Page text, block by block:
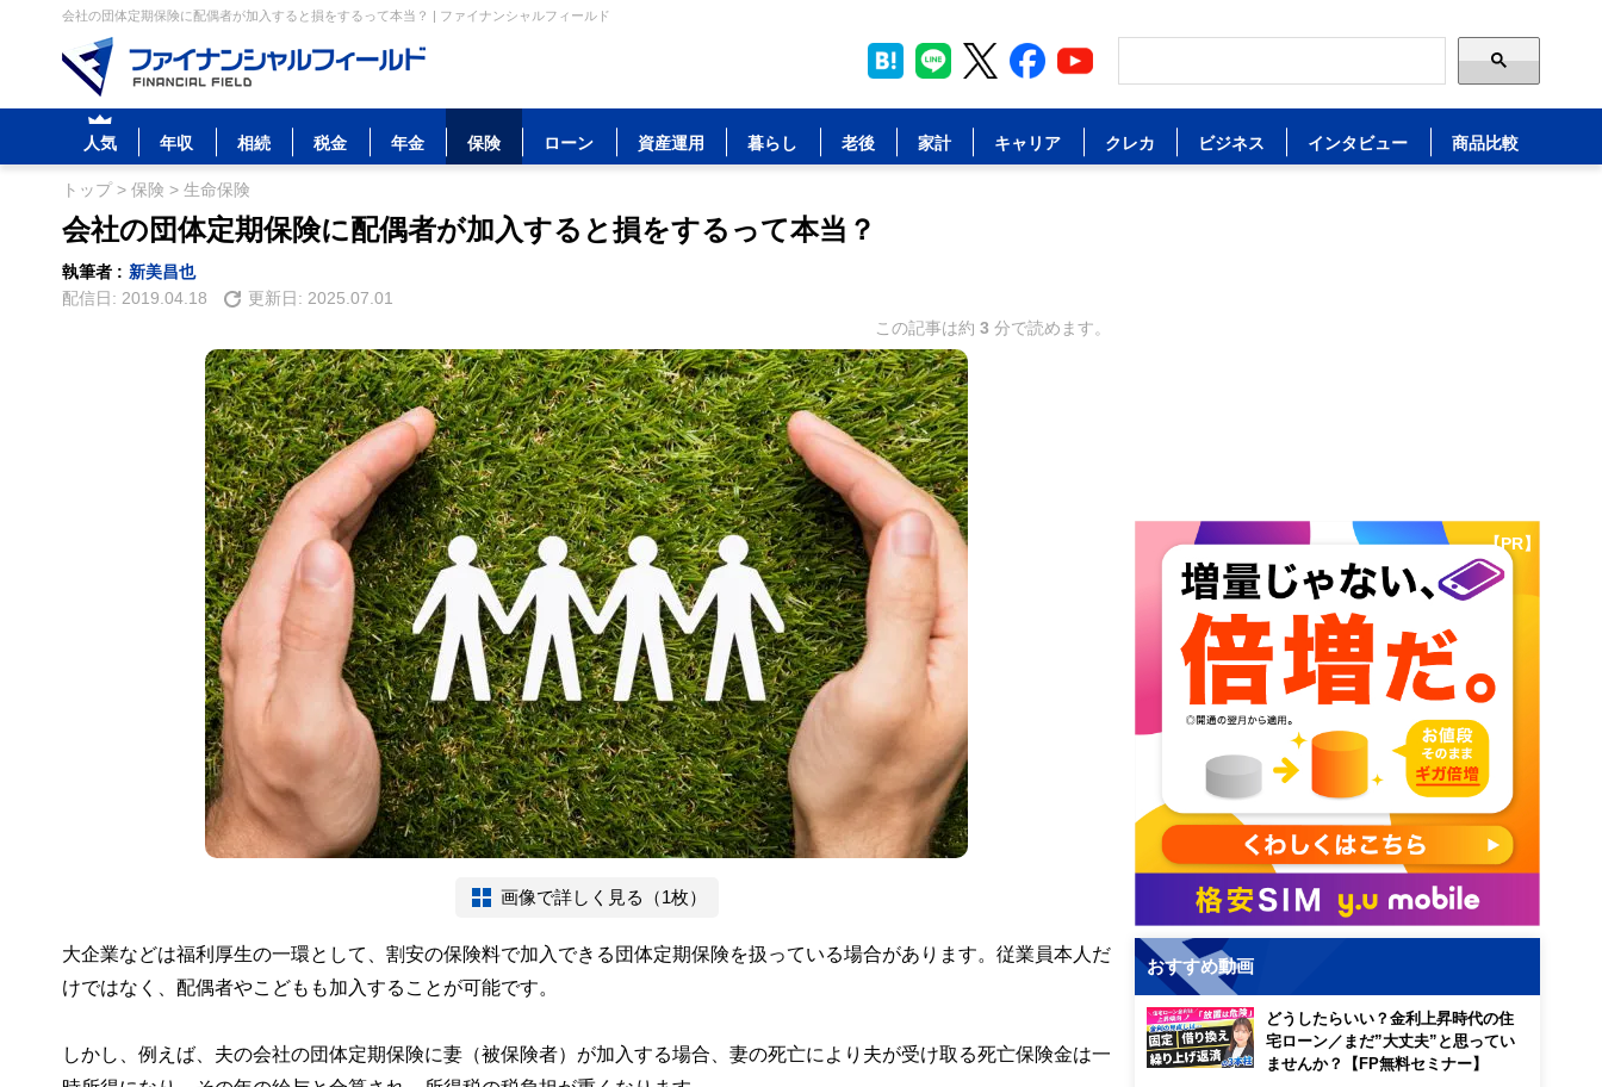
会社の団体定期保険に配偶者が加入すると損をするって本当？ | ファイナンシャルフィールド
人気 年収 相続 税金 年金 保険 ローン 資産運用 暮らし 老後 家計 キャリア クレカ ビジネス インタビュー 商品比較
トップ> 保険 > 生命保険
会社の団体定期保険に配偶者が加入すると損をするって本当？
執筆者 : 新美昌也
配信日: 2019.04.18 更新日: 2025.07.01
この記事は約 3 分で読めます。
画像で詳しく見る（1枚）
大企業などは福利厚生の一環として、割安の保険料で加入できる団体定期保険を扱っている場合があります。従業員本人だ
けではなく、配偶者やこどもも加入することが可能です。
しかし、例えば、夫の会社の団体定期保険に妻（被保険者）が加入する場合、妻の死亡により夫が受け取る死亡保険金は一
【PR】
おすすめ動画
どうしたらいい？金利上昇時代の住
宅ローン／まだ”大丈夫”と思ってい
ませんか？【FP無料セミナー】